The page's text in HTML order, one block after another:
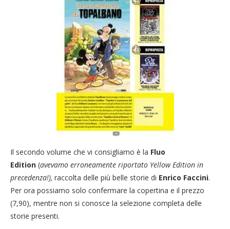
Il secondo volume che vi consigliamo è la Fluo
Edition (avevamo erroneamente riportato Yellow Edition in
precedenza!), raccolta delle più belle storie di Enrico Faccini.
Per ora possiamo solo confermare la copertina e il prezzo
(7,90), mentre non si conosce la selezione completa delle
storie presenti.